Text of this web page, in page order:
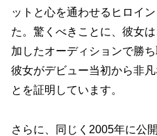
ットと心を通わせるヒロイ
た。驚くべきことに、彼女
加したオーディションで勝
彼女がデビュー当初から非
とを証明しています。
さらに、同じく2005年に公